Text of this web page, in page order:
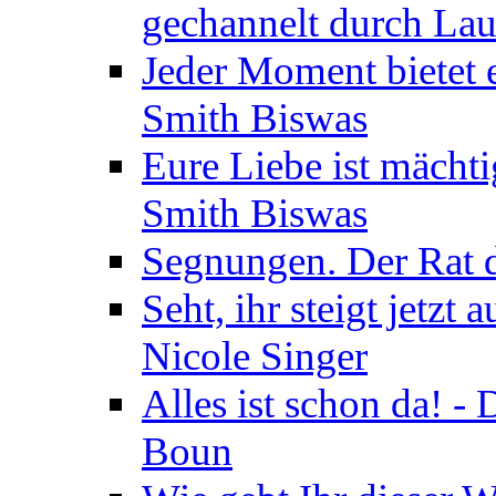
gechannelt durch
Jeder Moment bietet
Smith Biswas
Eure Liebe ist
Smith Biswas
Segnungen. Der
Seht, ihr steigt jetzt
Nicole Singer
Alles ist schon da! -
Boun